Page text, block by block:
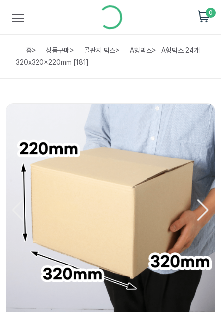
0
홈> 상품구매> 골판지 박스> A형박스>
A형박스 24개
320x320x220mm [181]